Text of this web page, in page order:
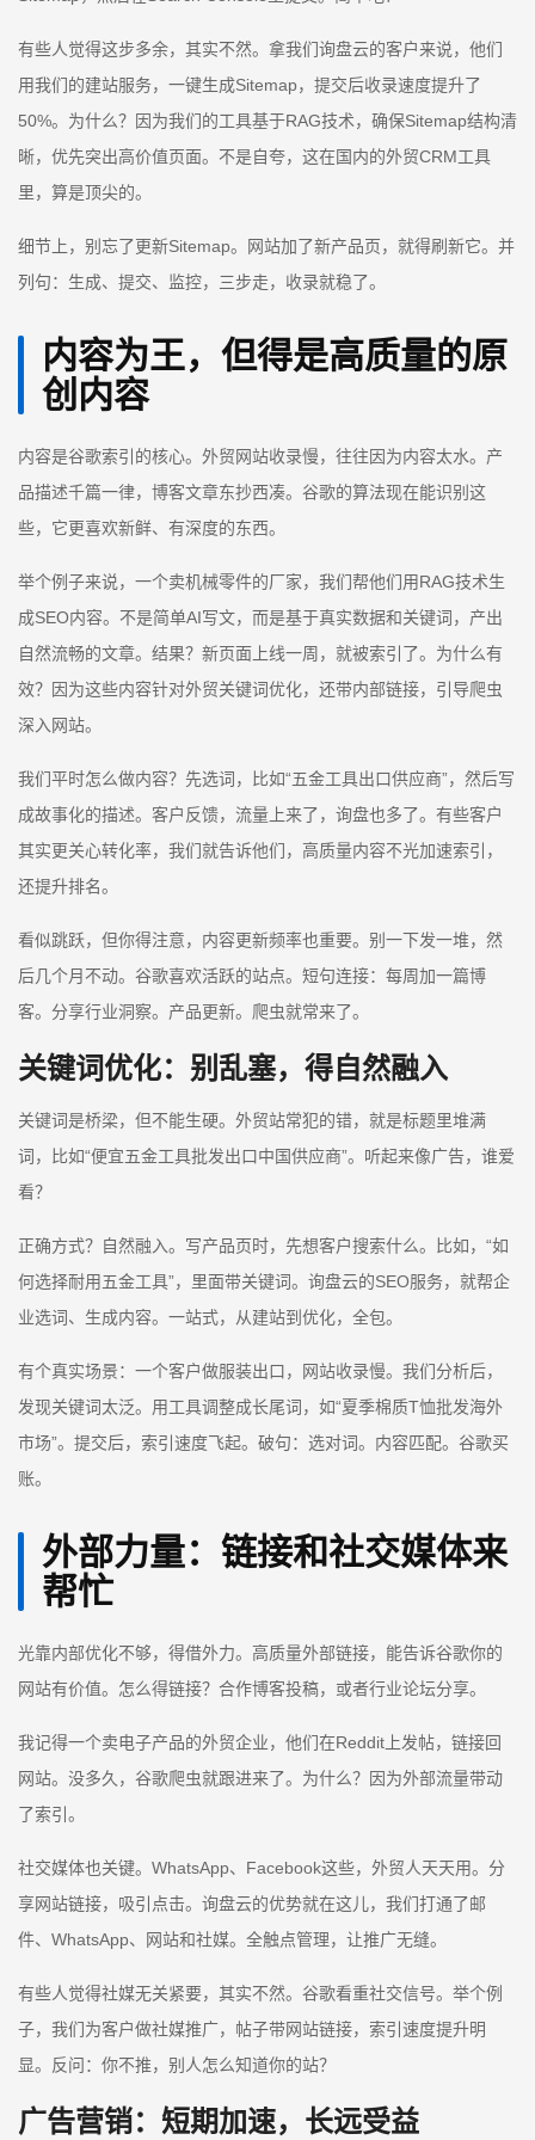
有些人觉得这步多余，其实不然。拿我们询盘云的客户来说，他们
用我们的建站服务，一键生成Sitemap，提交后收录速度提升了
50%。为什么？因为我们的工具基于RAG技术，确保Sitemap结构清
晰，优先突出高价值页面。不是自夸，这在国内的外贸CRM工具
里，算是顶尖的。
细节上，别忘了更新Sitemap。网站加了新产品页，就得刷新它。并
列句：生成、提交、监控，三步走，收录就稳了。
内容为王，但得是高质量的原
创内容
内容是谷歌索引的核心。外贸网站收录慢，往往因为内容太水。产
品描述千篇一律，博客文章东抄西凑。谷歌的算法现在能识别这
些，它更喜欢新鲜、有深度的东西。
举个例子来说，一个卖机械零件的厂家，我们帮他们用RAG技术生
成SEO内容。不是简单AI写文，而是基于真实数据和关键词，产出
自然流畅的文章。结果？新页面上线一周，就被索引了。为什么有
效？因为这些内容针对外贸关键词优化，还带内部链接，引导爬虫
深入网站。
我们平时怎么做内容？先选词，比如“五金工具出口供应商”，然后写
成故事化的描述。客户反馈，流量上来了，询盘也多了。有些客户
其实更关心转化率，我们就告诉他们，高质量内容不光加速索引，
还提升排名。
看似跳跃，但你得注意，内容更新频率也重要。别一下发一堆，然
后几个月不动。谷歌喜欢活跃的站点。短句连接：每周加一篇博
客。分享行业洞察。产品更新。爬虫就常来了。
关键词优化：别乱塞，得自然融入
关键词是桥梁，但不能生硬。外贸站常犯的错，就是标题里堆满
词，比如“便宜五金工具批发出口中国供应商”。听起来像广告，谁爱
看？
正确方式？自然融入。写产品页时，先想客户搜索什么。比如，“如
何选择耐用五金工具”，里面带关键词。询盘云的SEO服务，就帮企
业选词、生成内容。一站式，从建站到优化，全包。
有个真实场景：一个客户做服装出口，网站收录慢。我们分析后，
发现关键词太泛。用工具调整成长尾词，如“夏季棉质T恤批发海外
市场”。提交后，索引速度飞起。破句：选对词。内容匹配。谷歌买
账。
外部力量：链接和社交媒体来
帮忙
光靠内部优化不够，得借外力。高质量外部链接，能告诉谷歌你的
网站有价值。怎么得链接？合作博客投稿，或者行业论坛分享。
我记得一个卖电子产品的外贸企业，他们在Reddit上发帖，链接回
网站。没多久，谷歌爬虫就跟进来了。为什么？因为外部流量带动
了索引。
社交媒体也关键。WhatsApp、Facebook这些，外贸人天天用。分
享网站链接，吸引点击。询盘云的优势就在这儿，我们打通了邮
件、WhatsApp、网站和社媒。全触点管理，让推广无缝。
有些人觉得社媒无关紧要，其实不然。谷歌看重社交信号。举个例
子，我们为客户做社媒推广，帖子带网站链接，索引速度提升明
显。反问：你不推，别人怎么知道你的站？
广告营销：短期加速，长远受益